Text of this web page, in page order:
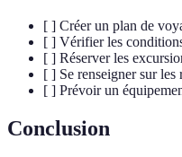
[ ] Créer un plan de
[ ] Vérifier les
[ ] Réserver les
[ ] Se renseigner sur les
[ ] Prévoir un
Conclusion